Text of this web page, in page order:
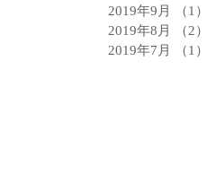
2019年9月
（1）
2019年8月
（2）
2019年7月
（1）